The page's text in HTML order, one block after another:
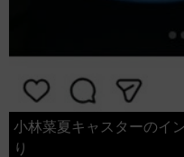
小林菜夏キャスターのイ
り